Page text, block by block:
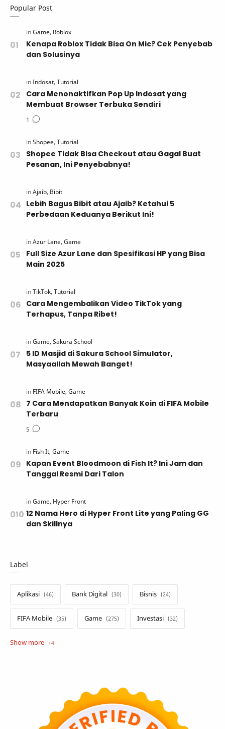
Popular Post
Kenapa Roblox Tidak Bisa On Mic? Cek Penyebab
dan Solusinya
Cara Menonaktifkan Pop Up Indosat yang
Membuat Browser Terbuka Sendiri
Shopee Tidak Bisa Checkout atau Gagal Buat
Pesanan, Ini Penyebabnya!
Lebih Bagus Bibit atau Ajaib? Ketahui 5
Perbedaan Keduanya Berikut Ini!
Full Size Azur Lane dan Spesifikasi HP yang Bisa
Main 2025
Cara Mengembalikan Video TikTok yang
Terhapus, Tanpa Ribet!
5 ID Masjid di Sakura School Simulator,
Masyaallah Mewah Banget!
7 Cara Mendapatkan Banyak Koin di FIFA Mobile
Terbaru
Kapan Event Bloodmoon di Fish It? Ini Jam dan
Tanggal Resmi Dari Talon
12 Nama Hero di Hyper Front Lite yang Paling GG
dan Skillnya
Label
Aplikasi Bank Digital Bisnis
FIFA Mobile Game Investasi
Opini